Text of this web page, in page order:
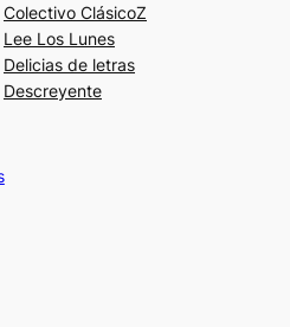
Colectivo ClásicoZ
Lee Los Lunes
Delicias de letras
Descreyente